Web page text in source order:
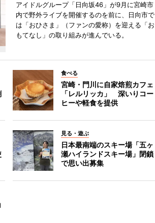
アイドルグループ「日向坂46」が9月に宮崎市
内で野外ライブを開催するのを前に、日向市で
は「おひさま」（ファンの愛称）を迎える「お
もてなし」の取り組みが進んでいる。
食べる
宮崎・門川に自家焙煎カフェ
「レルリッカ」 深いりコー
ヒーや軽食を提供
見る・遊ぶ
日本最南端のスキー場「五ヶ
瀬ハイランドスキー場」閉鎖
で思い出募集